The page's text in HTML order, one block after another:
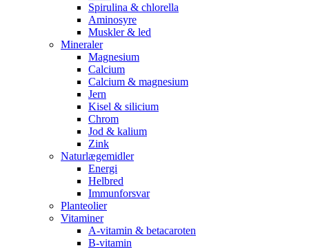
Spirulina & chlorella
Aminosyre
Muskler & led
Mineraler
Magnesium
Calcium
Calcium & magnesium
Jern
Kisel & silicium
Chrom
Jod & kalium
Zink
Naturlægemidler
Energi
Helbred
Immunforsvar
Planteolier
Vitaminer
A-vitamin & betacaroten
B-vitamin